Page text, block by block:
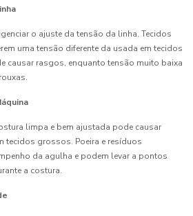
o ajuste da tensão da linha. Tecidos
uma tensão diferente da usada em tecidos
causar rasgos, enquanto tensão muito baixa
limpa e bem ajustada pode causar
tecidos grossos. Poeira e resíduos
da agulha e podem levar a pontos
a costura.